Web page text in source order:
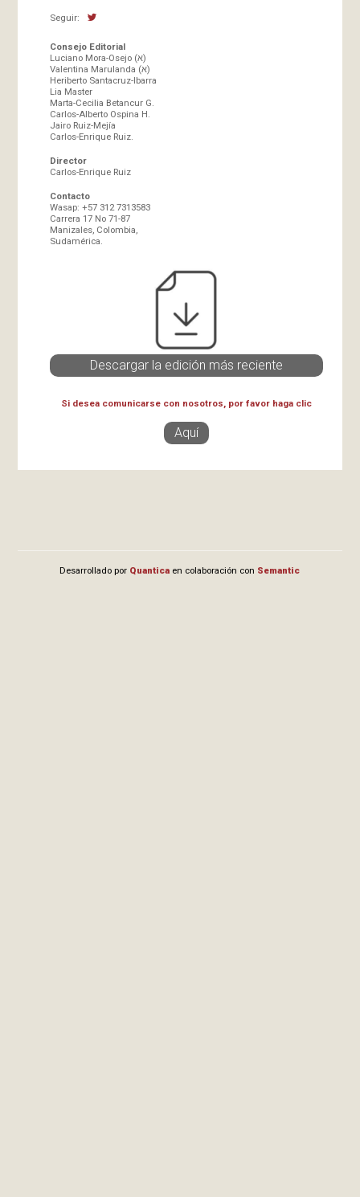
Seguir:
Consejo Editorial
Luciano Mora-Osejo (א)
Valentina Marulanda (א)
Heriberto Santacruz-Ibarra
Lia Master
Marta-Cecilia Betancur G.
Carlos-Alberto Ospina H.
Jairo Ruiz-Mejía
Carlos-Enrique Ruiz.
Director
Carlos-Enrique Ruiz
Contacto
Wasap: +57 312 7313583
Carrera 17 No 71-87
Manizales, Colombia,
Sudamérica.
Descargar la edición más reciente
Si desea comunicarse con nosotros, por favor haga clic
Aquí
Desarrollado por Quantica en colaboración con Semantic